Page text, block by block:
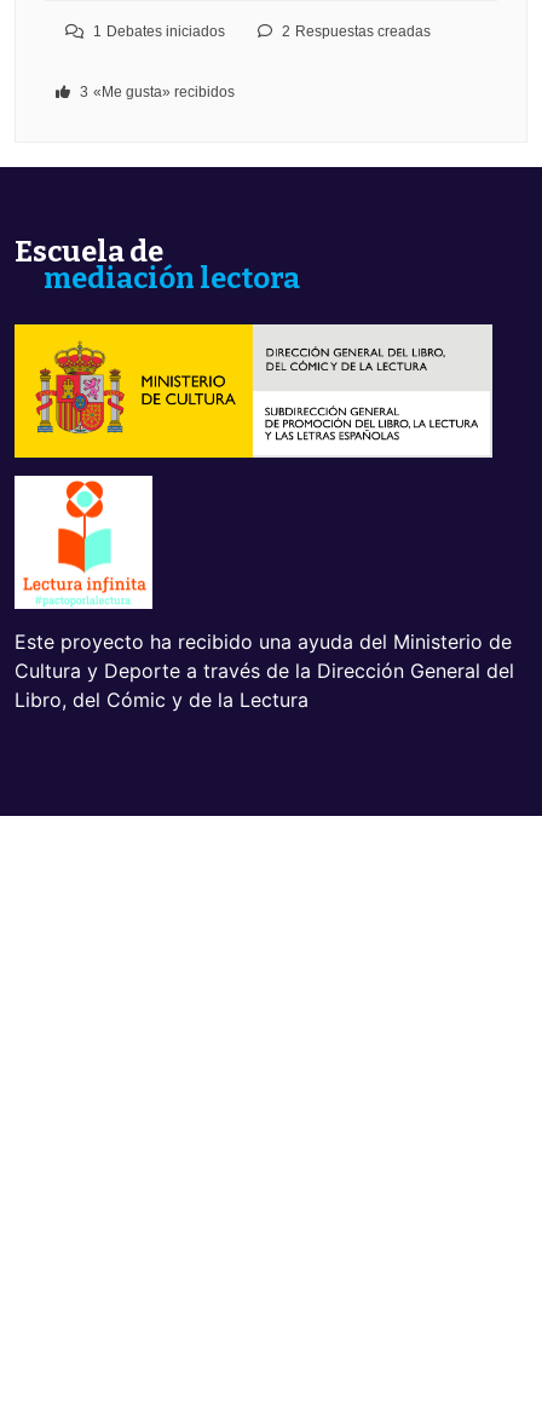
1 Debates iniciados 2 Respuestas creadas
3 «Me gusta» recibidos
Escuela de
mediación lectora
Este proyecto ha recibido una ayuda del Ministerio de
Cultura y Deporte a través de la Dirección General del
Libro, del Cómic y de la Lectura